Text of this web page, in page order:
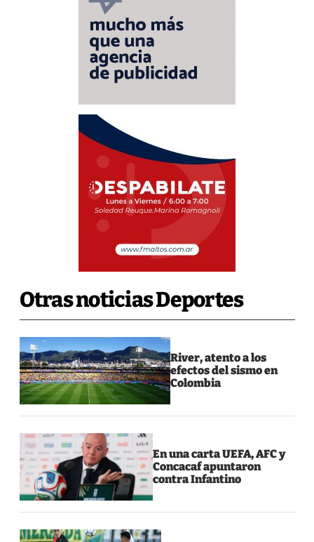
Otras noticias Deportes
River, atento a los
efectos del sismo en
Colombia
En una carta UEFA, AFC y
Concacaf apuntaron
contra Infantino